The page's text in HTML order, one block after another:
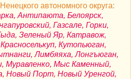
автономного округа:
Антипаюта, Белоярск,
Газсале, Горки,
Зеленый Яр, Катравож,
Кутопьюган,
Лимбяяха, Лонгъюган,
Муравленко, Мыс Каменный,
Новый Порт, Новый Уренгой,